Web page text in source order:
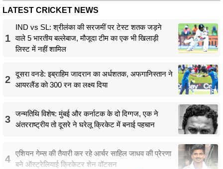
LATEST CRICKET NEWS
1
IND vs SL: श्रीलंका की सरजमीं पर टेस्ट शतक जड़ने
वाले 5 भारतीय बल्लेबाज, मौजूदा टीम का एक भी खिलाड़ी
लिस्ट में नहीं शामिल
2
दूसरा वनडे: इब्राहिम जादरान का अर्धशतक, अफगानिस्तान ने
आयरलैंड को 300 रन का लक्ष्य दिया
3
जन्मतिथि विशेष: मुंबई और कर्नाटक के दो दिग्गज, एक ने
अंतरराष्ट्रीय तो दूसरे ने घरेलू क्रिकेट में बनाई पहचान
4
एशियन गेम्स की तैयारी कर रहे आर्चर साहिल जाधव की प्रेरणा
बने ऑस्ट्रेलियाई क्रिकेटर शेन वॉटसन